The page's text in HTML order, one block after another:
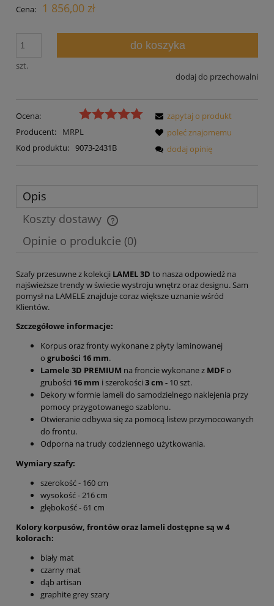
Cena: 1 856,00 zł
szt.
do koszyka
dodaj do przechowalni
Ocena:
Producent:
MRPL
Kod produktu: 9073-2431B
zapytaj o produkt
poleć znajomemu
dodaj opinię
Opis
Koszty dostawy
Cena nie zawiera ewentualnych kosztów płatności
Opinie o produkcie (0)
Szafy przesuwne z kolekcji LAMEL 3D to nasza odpowiedź na
najświeższe trendy w świecie wystroju wnętrz oraz designu. Sam
pomysł na LAMELE znajduje coraz większe uznanie wśród
Klientów.
Szczegółowe informacje:
Korpus oraz fronty wykonane z płyty laminowanej
o grubości 16 mm.
Lamele 3D PREMIUM na froncie wykonane z MDFo
grubości 16 mm i szerokości 3 cm - 10 szt.
Dekory w formie lameli do samodzielnego naklejenia przy
pomocy przygotowanego szablonu.
Otwieranie odbywa się za pomocą listew przymocowanych
do frontu.
Odporna na trudy codziennego użytkowania.
Wymiary szafy:
szerokość - 160 cm
wysokość - 216 cm
głębokość - 61 cm
Kolory korpusów, frontów oraz lameli dostępne są w 4
kolorach:
biały mat
czarny mat
dąb artisan
graphite grey szary